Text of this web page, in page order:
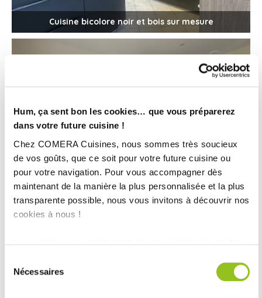
Hum, ça sent bon les cookies… que vous préparerez
dans votre future cuisine !
Chez COMERA Cuisines, nous sommes très soucieux
de vos goûts, que ce soit pour votre future cuisine ou
pour votre navigation. Pour vous accompagner dès
maintenant de la manière la plus personnalisée et la plus
transparente possible, nous vous invitons à découvrir nos
cookies à nous !
médias sociaux et d'analyser notre trafic. Nous
partageons également des informations sur l'utilisation de
Nécessaires
Cuisine bicolore noir et bois sur mesure
Cuisine bois et crème en L, design et gain de place